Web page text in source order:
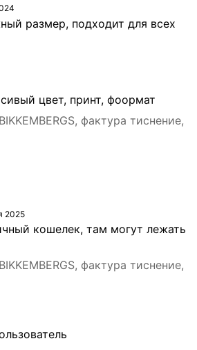
размер, подходит для всех
цвет, принт, фоормат
фактура тиснение,
2025
кошелек, там могут лежать
фактура тиснение,